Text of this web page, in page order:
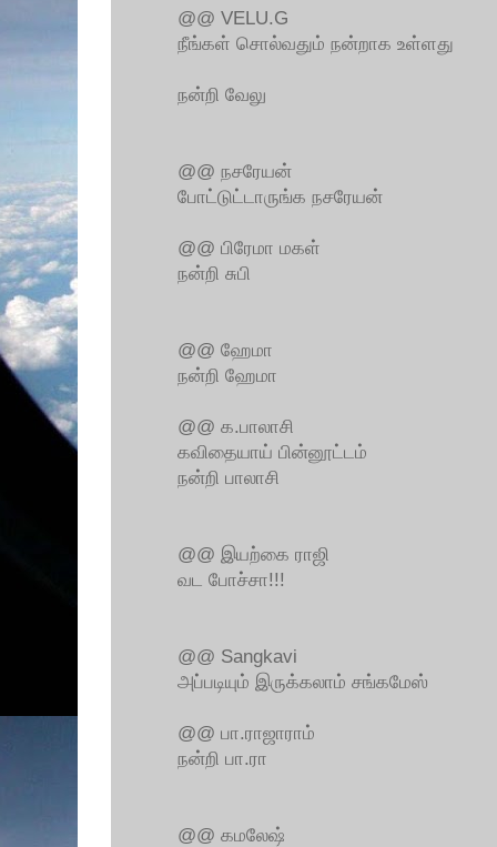
@@ VELU.G
நீங்கள் சொல்வதும் நன்றாக உள்ளது
நன்றி வேலு
@@ நசரேயன்
போட்டுட்டாருங்க நசரேயன்
@@ பிரேமா மகள்
நன்றி சுபி
@@ ஹேமா
நன்றி ஹேமா
@@ க.பாலாசி
கவிதையாய் பின்னூட்டம்
நன்றி பாலாசி
@@ இயற்கை ராஜி
வட போச்சா!!!
@@ Sangkavi
அப்படியும் இருக்கலாம் சங்கமேஸ்
@@ பா.ராஜாராம்
நன்றி பா.ரா
@@ கமலேஷ்